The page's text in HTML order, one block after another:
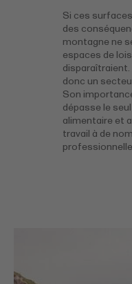
Si ces
des
montagne ne
espaces de
donc un
Son
dépasse le
alimentaire et
travail à de